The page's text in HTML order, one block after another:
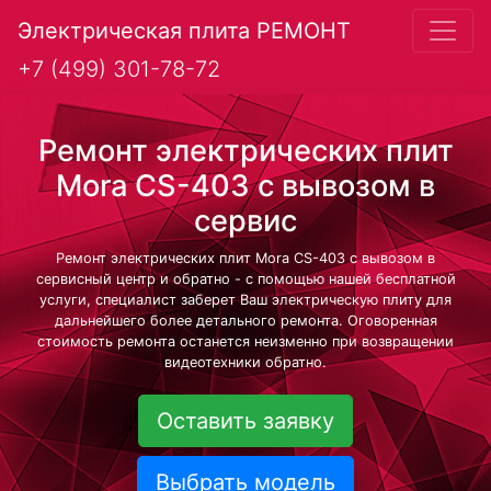
Электрическая плита РЕМОНТ
+7 (499) 301-78-72
Ремонт электрических плит
Mora CS-403 с вывозом в
сервис
Ремонт электрических плит Mora CS-403 с вывозом в
сервисный центр и обратно - с помощью нашей бесплатной
услуги, специалист заберет Ваш электрическую плиту для
дальнейшего более детального ремонта. Оговоренная
стоимость ремонта останется неизменно при возвращении
видеотехники обратно.
Оставить заявку
Выбрать модель